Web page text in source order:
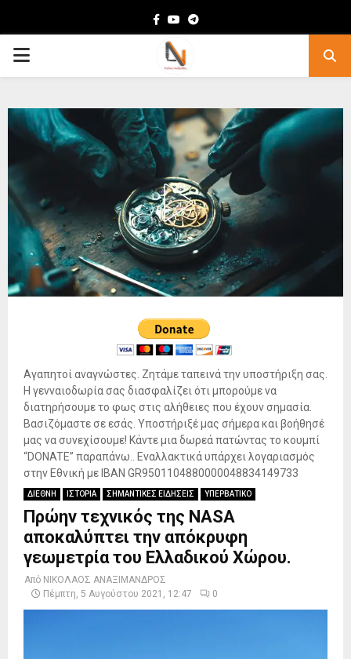
Facebook
YoutubeTelegram
PRIMARY
Αγαπητοί αναγνώστες. Ζητάμε ταπεινά την υποστήριξη σας.
Η γενναιοδωρία σας διασφαλίζει ότι μπορούμε να
διατηρήσουμε το φως στις αλήθειες που έχουν σημασία.
Βασιζόμαστε σε εσάς. Υποστήριξέ μας σήμερα και βοήθησέ
μας να συνεχίσουμε! Κάντε μια δωρεά πατώντας το κουμπί
“DONATE” παραπάνω.. Εναλλακτικά υπάρχει λογαριασμός
στην Εθνική με IBAN GR9501104880000048834149733
ΔΙΕΘΝΗ ΙΣΤΟΡΙΑ ΣΗΜΑΝΤΙΚΕΣ ΕΙΔΗΣΕΙΣ ΥΠΕΡΒΑΤΙΚΟ
Πρώην τεχνικός της NASA
αποκαλύπτει την απόκρυφη
γεωμετρία του Ελλαδικού Χώρου.
Από ΝΙΚΟΛΑΟΣ ΑΝΑΞΙΜΑΝΔΡΟΣ
Πέμπτη, 5 Αυγούστου 2021, 12:47
0